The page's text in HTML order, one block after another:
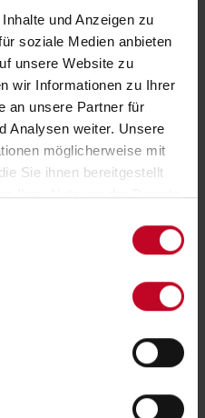
und Anzeigen zu
soziale Medien anbieten
unsere Website zu
wir Informationen zu Ihrer
an unsere Partner für
Analysen weiter. Unsere
möglicherweise mit
Sie ihnen bereitgestellt
Ihrer Nutzung der Dienste
von Rücken- und
Funktionskopfstütze kann
runtergeklappt werden. So
mit unterschiedlichen